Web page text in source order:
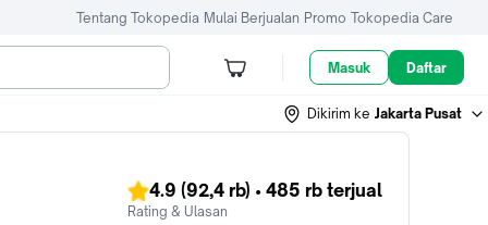
Tentang Tokopedia Mulai Berjualan Promo Tokopedia Care
Masuk Daftar
Dikirim ke Jakarta Pusat
4.9 (92,4 rb) • 485 rb terjual
Rating & Ulasan